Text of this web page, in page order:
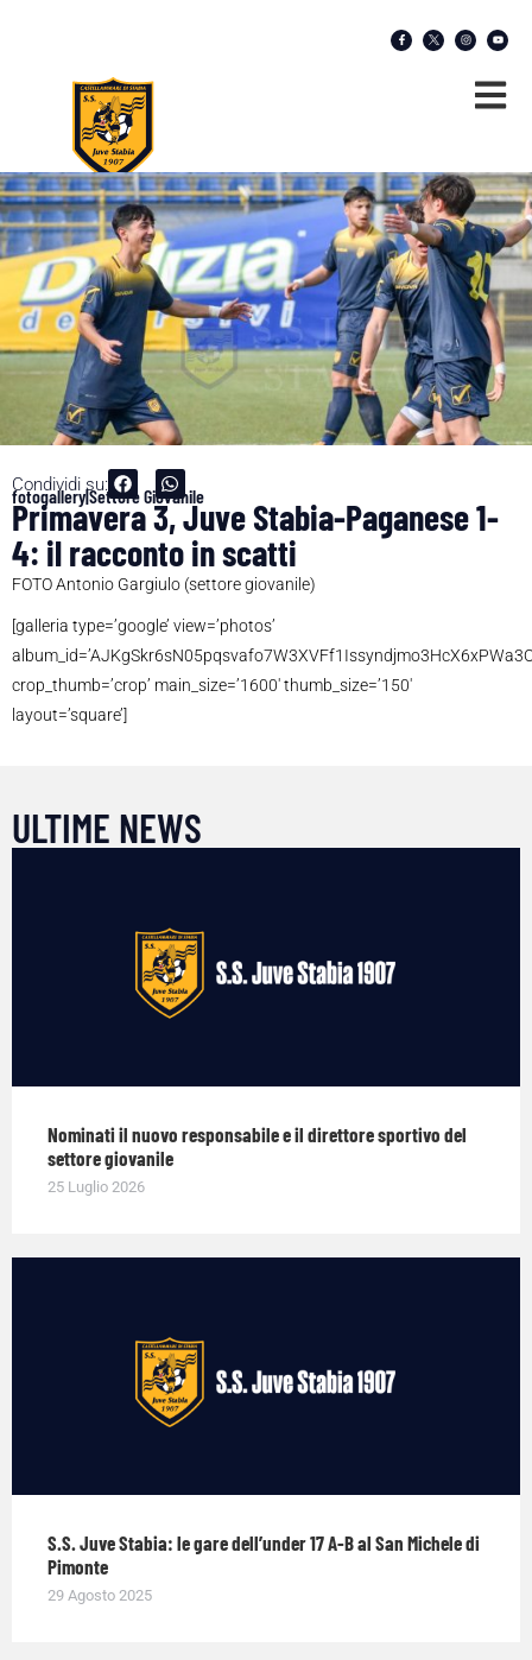
Condividi su:
fotogallery|Settore Giovanile
Primavera 3, Juve Stabia-Paganese 1-
4: il racconto in scatti
FOTO Antonio Gargiulo (settore giovanile)
[galleria type=’google’ view=’photos’
crop_thumb=’crop’ main_size=’1600′ thumb_size=’150′
layout=’square’]
ULTIME NEWS
Nominati il nuovo responsabile e il direttore sportivo del
settore giovanile
25 Luglio 2026
S.S. Juve Stabia: le gare dell’under 17 A-B al San Michele di
Pimonte
29 Agosto 2025